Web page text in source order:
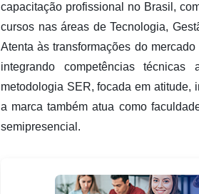
capacitação profissional no Brasil,
cursos nas áreas de Tecnologia,
Atenta às transformações do
integrando competências
metodologia SER, focada em atitude,
a marca também atua como
semipresencial.